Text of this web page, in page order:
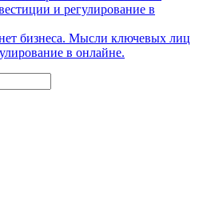
бизнеса. Мысли ключевых лиц
в онлайне.